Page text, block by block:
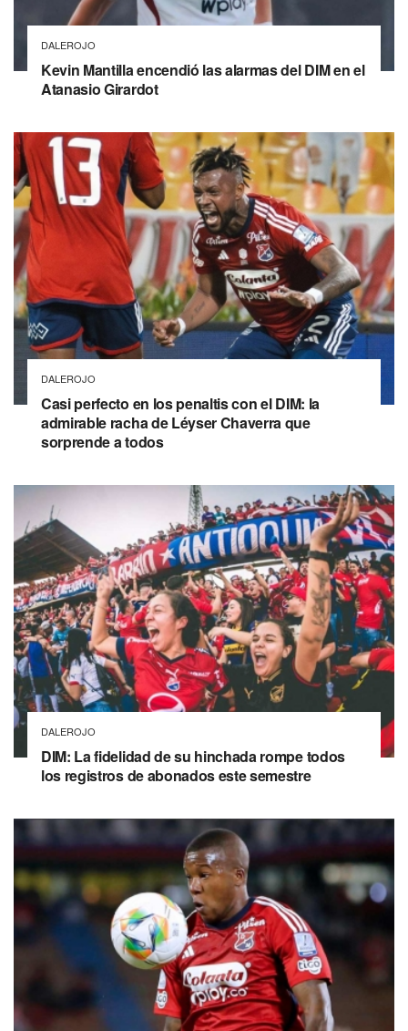
DALEROJO
Kevin Mantilla encendió las alarmas del DIM en el
Atanasio Girardot
DALEROJO
Casi perfecto en los penaltis con el DIM: la
admirable racha de Léyser Chaverra que
sorprende a todos
DALEROJO
DIM: La fidelidad de su hinchada rompe todos
los registros de abonados este semestre